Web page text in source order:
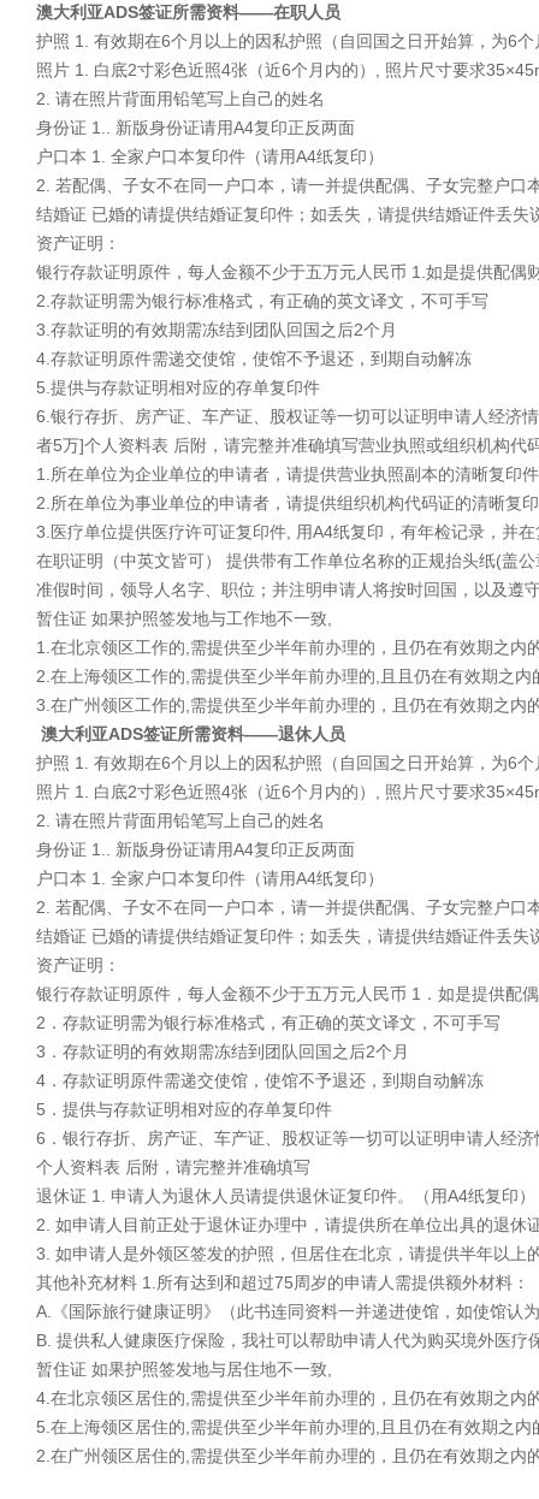
澳大利亚ADS签证所需资料――在职人员
护照 1. 有效期在6个月以上的因私护照（自回国之日开始算，为6个
照片 1. 白底2寸彩色近照4张（近6个月内的）, 照片尺寸要求
2. 请在照片背面用铅笔写上自己的姓名
身份证 1.. 新版身份证请用A4复印正反两面
户口本 1. 全家户口本复印件（请用A4纸复印）
2. 若配偶、子女不在同一户口本，请一并提供配偶、子女完整户
结婚证 已婚的请提供结婚证复印件；如丢失，请提供结婚证件丢失
资产证明：
银行存款证明原件，每人金额不少于五万元人民币 1.如是提供配
2.存款证明需为银行标准格式，有正确的英文译文，不可手写
3.存款证明的有效期需冻结到团队回国之后2个月
4.存款证明原件需递交使馆，使馆不予退还，到期自动解冻
5.提供与存款证明相对应的存单复印件
6.银行存折、房产证、车产证、股权证等一切可以证明申请人经济
者5万]个人资料表 后附，请完整并准确填写营业执照或组织机构代
1.所在单位为企业单位的申请者，请提供营业执照副本的清晰复印
2.所在单位为事业单位的申请者，请提供组织机构代码证的清晰复
3.医疗单位提供医疗许可证复印件, 用A4纸复印，有年检记录，并
在职证明（中英文皆可） 提供带有工作单位名称的正规抬头纸(盖
准假时间，领导人名字、职位；并注明申请人将按时回国，以及
暂住证 如果护照签发地与工作地不一致,
1.在北京领区工作的,需提供至少半年前办理的，且仍在有效期之内
2.在上海领区工作的,需提供至少半年前办理的,且且仍在有效期之内
3.在广州领区工作的,需提供至少半年前办理的，且仍在有效期之内
澳大利亚ADS签证所需资料――退休人员
护照 1. 有效期在6个月以上的因私护照（自回国之日开始算，为6个
照片 1. 白底2寸彩色近照4张（近6个月内的）, 照片尺寸要求
2. 请在照片背面用铅笔写上自己的姓名
身份证 1.. 新版身份证请用A4复印正反两面
户口本 1. 全家户口本复印件（请用A4纸复印）
2. 若配偶、子女不在同一户口本，请一并提供配偶、子女完整户
结婚证 已婚的请提供结婚证复印件；如丢失，请提供结婚证件丢失
资产证明：
银行存款证明原件，每人金额不少于五万元人民币 1．如是提供配
2．存款证明需为银行标准格式，有正确的英文译文，不可手写
3．存款证明的有效期需冻结到团队回国之后2个月
4．存款证明原件需递交使馆，使馆不予退还，到期自动解冻
5．提供与存款证明相对应的存单复印件
6．银行存折、房产证、车产证、股权证等一切可以证明申请人经
个人资料表 后附，请完整并准确填写
退休证 1. 申请人为退休人员请提供退休证复印件。（用A4纸复印）
2. 如申请人目前正处于退休证办理中，请提供所在单位出具的退休
3. 如申请人是外领区签发的护照，但居住在北京，请提供半年以上
其他补充材料 1.所有达到和超过75周岁的申请人需提供额外材料：
A.《国际旅行健康证明》（此书连同资料一并递进使馆，如使馆认
B. 提供私人健康医疗保险，我社可以帮助申请人代为购买境外医疗
暂住证 如果护照签发地与居住地不一致,
4.在北京领区居住的,需提供至少半年前办理的，且仍在有效期之内
5.在上海领区居住的,需提供至少半年前办理的,且且仍在有效期之内
2.在广州领区居住的,需提供至少半年前办理的，且仍在有效期之内